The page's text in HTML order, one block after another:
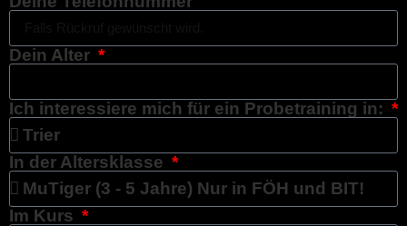
Dein Alter
Ich interessiere mich für ein Probetraining in:
In der Altersklasse
Im Kurs